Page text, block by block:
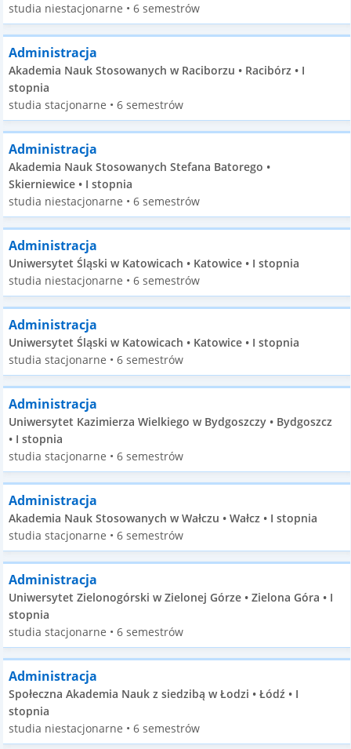
studia niestacjonarne • 6 semestrów
Administracja
Akademia Nauk Stosowanych w Raciborzu • Racibórz • I
stopnia
studia stacjonarne • 6 semestrów
Administracja
Akademia Nauk Stosowanych Stefana Batorego •
Skierniewice • I stopnia
studia niestacjonarne • 6 semestrów
Administracja
Uniwersytet Śląski w Katowicach • Katowice • I stopnia
studia niestacjonarne • 6 semestrów
Administracja
Uniwersytet Śląski w Katowicach • Katowice • I stopnia
studia stacjonarne • 6 semestrów
Administracja
Uniwersytet Kazimierza Wielkiego w Bydgoszczy • Bydgoszcz
• I stopnia
studia stacjonarne • 6 semestrów
Administracja
Akademia Nauk Stosowanych w Wałczu • Wałcz • I stopnia
studia stacjonarne • 6 semestrów
Administracja
Uniwersytet Zielonogórski w Zielonej Górze • Zielona Góra • I
stopnia
studia stacjonarne • 6 semestrów
Administracja
Społeczna Akademia Nauk z siedzibą w Łodzi • Łódź • I
stopnia
studia niestacjonarne • 6 semestrów